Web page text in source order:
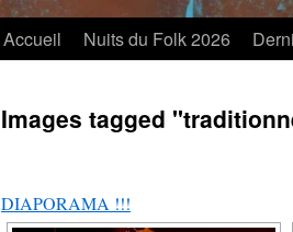
Accueil Nuits du Folk 2026
Images tagged
DIAPORAMA !!!